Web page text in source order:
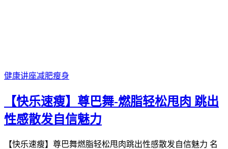
健康讲座减肥瘦身
【快乐速瘦】尊巴舞-燃脂轻松甩肉 跳出
性感散发自信魅力
【快乐速瘦】尊巴舞燃脂轻松甩肉跳出性感散发自信魅力 名